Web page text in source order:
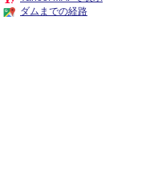
ダムまでの経路